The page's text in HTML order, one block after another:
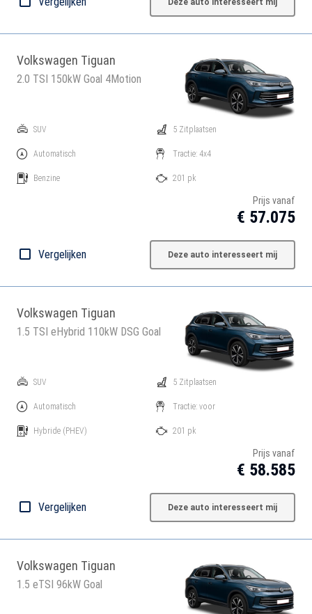
Deze auto interesseert mij
Volkswagen Tiguan
2.0 TSI 150kW Goal 4Motion
SUV
Automatisch
Benzine
5 Zitplaatsen
Tractie: 4x4
201 pk
Prijs vanaf
€ 57.075
Vergelijken Deze auto interesseert mij
Volkswagen Tiguan
1.5 TSI eHybrid 110kW DSG Goal
SUV
Automatisch
Hybride (PHEV)
5 Zitplaatsen
Tractie: voor
201 pk
Prijs vanaf
€ 58.585
Vergelijken Deze auto interesseert mij
Volkswagen Tiguan
1.5 eTSI 96kW Goal